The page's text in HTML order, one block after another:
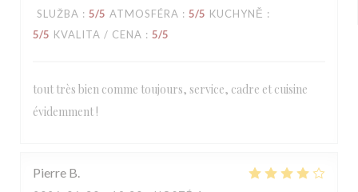
SLUŽBA : 5/5 ATMOSFÉRA : 5/5 KUCHYNĚ :
5/5 KVALITA / CENA : 5/5
tout très bien comme toujours, service, cadre et cuisine
évidemment !
Pierre B